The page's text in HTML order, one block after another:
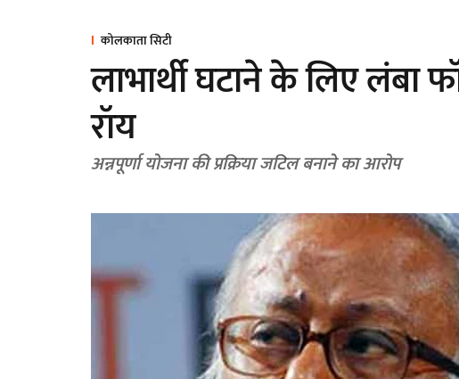
कोलकाता सिटी
लाभार्थी घटाने के लिए लंबा
रॉय
अन्नपूर्णा योजना की प्रक्रिया जटिल बनाने का आरोप